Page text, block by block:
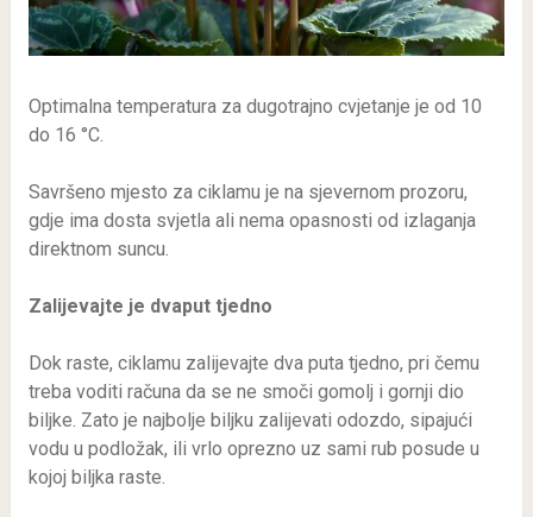
Optimalna temperatura za dugotrajno cvjetanje je od 10
do 16 °C.
Savršeno mjesto za ciklamu je na sjevernom prozoru,
gdje ima dosta svjetla ali nema opasnosti od izlaganja
direktnom suncu.
Zalijevajte je dvaput tjedno
Dok raste, ciklamu zalijevajte dva puta tjedno, pri čemu
treba voditi računa da se ne smoči gomolj i gornji dio
biljke. Zato je najbolje biljku zalijevati odozdo, sipajući
vodu u podložak, ili vrlo oprezno uz sami rub posude u
kojoj biljka raste.